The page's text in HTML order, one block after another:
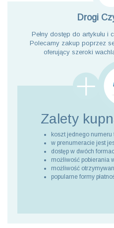
Drogi
Pełny dostęp do artykułu i
Polecamy zakup poprzez
oferujący szeroki
Zalety
koszt jednego numeru
w prenumeracie jest
dostęp w dwóch
możliwość pobierania
możliwość
popularne formy